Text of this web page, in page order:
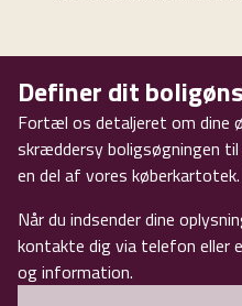
Definer dit
Fortæl os detaljeret om dine
skræddersy boligsøgningen
en del af vores
Når du indsender dine
kontakte dig via telefon eller
og information.